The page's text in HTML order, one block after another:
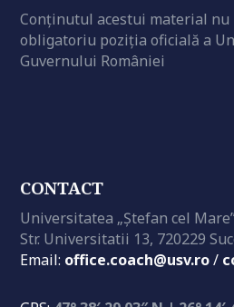
Conținutul acestui material
obligatoriu poziția oficială a
Guvernului României
CONTACT
Universitatea „Ștefan cel
Str. Universitatii 13, 720229
Email: office.coach@usv.ro/